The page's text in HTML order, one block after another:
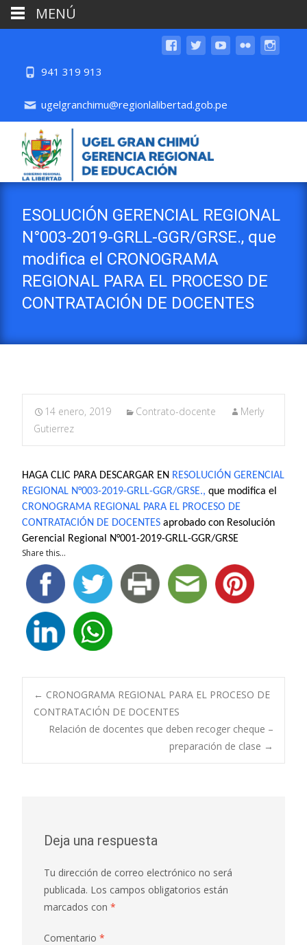
941 319 913
ugelgranchimu@regionlalibertad.gob.pe
ESOLUCIÓN GERENCIAL REGIONAL
N°003-2019-GRLL-GGR/GRSE., que
modifica el CRONOGRAMA
REGIONAL PARA EL PROCESO DE
CONTRATACIÓN DE DOCENTES
14 enero, 2019 Contrato-docente
Merly
Gutierrez
HAGA CLIC PARA DESCARGAR EN RESOLUCIÓN GERENCIAL
REGIONAL N°003-2019-GRLL-GGR/GRSE., que modifica el
CRONOGRAMA REGIONAL PARA EL PROCESO DE
CONTRATACIÓN DE DOCENTES aprobado con Resolución
Gerencial Regional N°001-2019-GRLL-GGR/GRSE
Share this...
Navegación
← CRONOGRAMA REGIONAL PARA EL PROCESO DE
CONTRATACIÓN DE DOCENTES
Relación de docentes que deben recoger cheque –
preparación de clase →
Deja una respuesta
Tu dirección de correo electrónico no será
publicada. Los campos obligatorios están
marcados con *
Comentario *
MENÚ